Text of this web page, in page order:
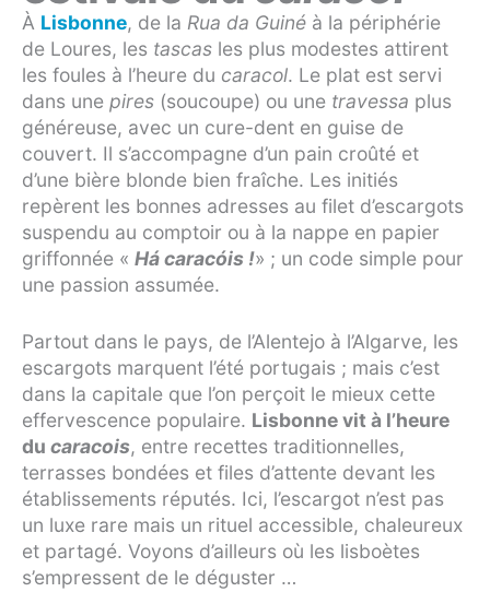
À Lisbonne, de la Rua da Guiné à la périphérie
de Loures, les tascas les plus modestes attirent
les foules à l’heure du caracol. Le plat est servi
dans une pires (soucoupe) ou une travessa plus
généreuse, avec un cure-dent en guise de
couvert. Il s’accompagne d’un pain croûté et
d’une bière blonde bien fraîche. Les initiés
repèrent les bonnes adresses au filet d’escargots
suspendu au comptoir ou à la nappe en papier
griffonnée « Há caracóis !» ; un code simple pour
une passion assumée.
Partout dans le pays, de l’Alentejo à l’Algarve, les
escargots marquent l’été portugais ; mais c’est
dans la capitale que l’on perçoit le mieux cette
effervescence populaire. Lisbonne vit à l’heure
du caracois, entre recettes traditionnelles,
terrasses bondées et files d’attente devant les
établissements réputés. Ici, l’escargot n’est pas
un luxe rare mais un rituel accessible, chaleureux
et partagé. Voyons d’ailleurs où les lisboètes
s’empressent de le déguster …